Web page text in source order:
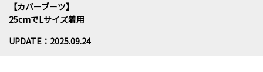
【カバーブーツ】
25cmでLサイズ着用
UPDATE：2025.09.24